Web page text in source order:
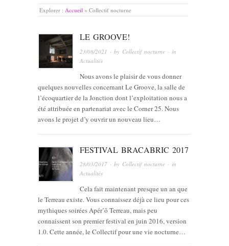
Explorer : Accueil » Collectif nocturne
LE GROOVE!
23/08/2021 · by Collectif nocturne · in
Actualités
Nous avons le plaisir de vous donner
quelques nouvelles concernant Le Groove, la salle de
l’écoquartier de la Jonction dont l’exploitation nous a
été attribuée en partenariat avec le Corner 25. Nous
avons le projet d’y ouvrir un nouveau lieu…
FESTIVAL BRACABRIC 2017
28/03/2017 · by Collectif nocturne · in
Actualités
Cela fait maintenant presque un an que
le Terreau existe. Vous connaissez déjà ce lieu pour ces
mythiques soirées Apér’ô Terreau, mais peu
connaissent son premier festival en juin 2016, version
1.0. Cette année, le Collectif pour une vie nocturne…